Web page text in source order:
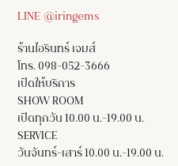
LINE @iringems
ร้านไอรินทร์ เจมส์
โทร. 098-052-3666
เปิดให้บริการ
SHOW ROOM
เปิดทุกวัน 10.00 น.-19.00 น.
SERVICE
วันจันทร์-เสาร์ 10.00 น.-19.00 น.